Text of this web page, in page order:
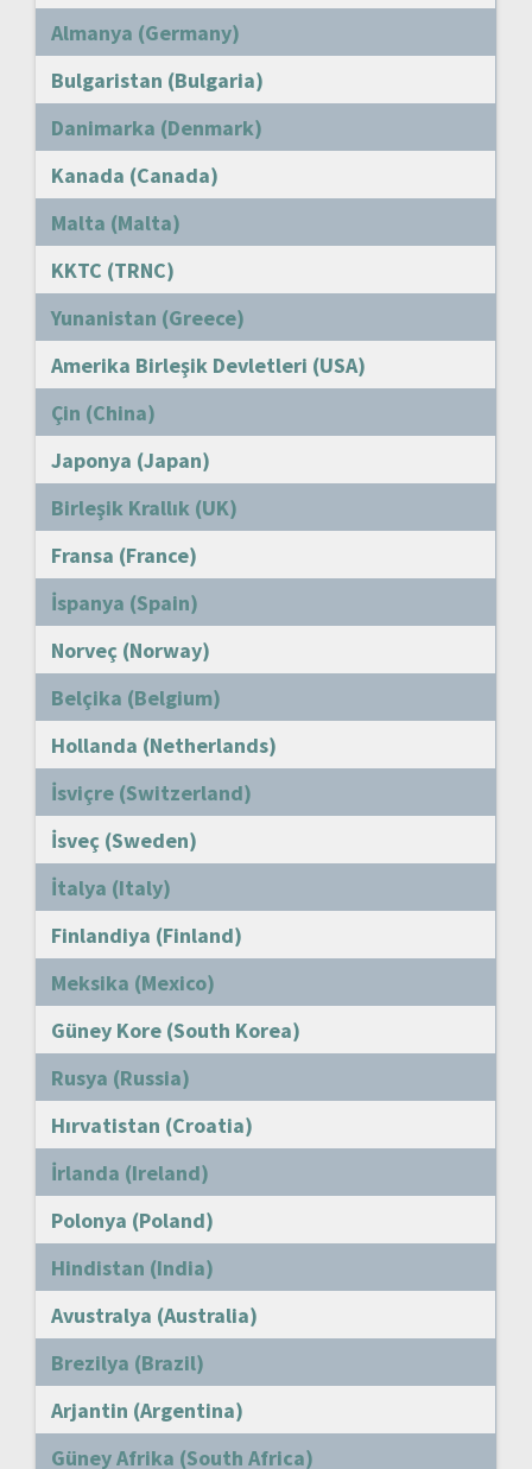
Almanya (Germany)
Bulgaristan (Bulgaria)
Danimarka (Denmark)
Kanada (Canada)
Malta (Malta)
KKTC (TRNC)
Yunanistan (Greece)
Amerika Birleşik Devletleri (USA)
Çin (China)
Japonya (Japan)
Birleşik Krallık (UK)
Fransa (France)
İspanya (Spain)
Norveç (Norway)
Belçika (Belgium)
Hollanda (Netherlands)
İsviçre (Switzerland)
İsveç (Sweden)
İtalya (Italy)
Finlandiya (Finland)
Meksika (Mexico)
Güney Kore (South Korea)
Rusya (Russia)
Hırvatistan (Croatia)
İrlanda (Ireland)
Polonya (Poland)
Hindistan (India)
Avustralya (Australia)
Brezilya (Brazil)
Arjantin (Argentina)
Güney Afrika (South Africa)